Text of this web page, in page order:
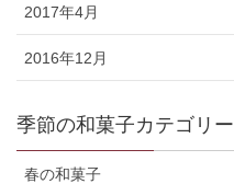
2017年4月
2016年12月
季節の和菓子カテゴリー
春の和菓子